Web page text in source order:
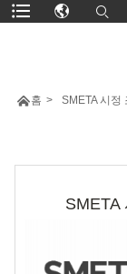
홈 > SMETA 시정
SMETA